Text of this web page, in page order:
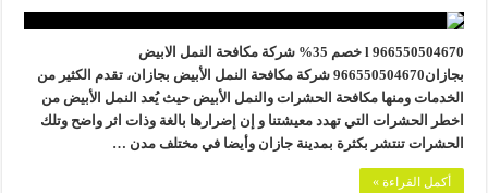
966550504670 l خصم 35% شركة مكافحة النمل الابيض
بجازان966550504670 شركة مكافحة النمل الأبيض بجازان، تقدم الكثير من
الخدمات ومنها مكافحة الحشرات والنمل الأبيض حيث يُعد النمل الأبيض من
اخطر الحشرات التي تهدد معيشتنا و إن إضرارها بالغة وذات اثر واضح وتلك
الحشرات تنتشر بكثرة بمدينة جازان وأيضا في مختلف مدن …
أكمل القراءة »